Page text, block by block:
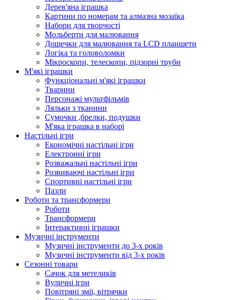
Дерев'яна іграшка
Картини по номерам та алмазна мозаїка
Набори для творчості
Мольберти для малювання
Дощечки для малювання та LCD планшети
Логіка та головоломки
Мікроскопи, телескопи, підзорні труби
М'які іграшки
Функціональні м'які іграшки
Тварини
Персонажі мультфільмів
Ляльки з тканини
Сумочки ,брелки, подушки
М'яка іграшка в наборі
Настільні ігри
Економічні настільні ігри
Електронні ігри
Розважальні настільні ігри
Розвиваючі настільні ігри
Спортивні настільні ігри
Пазли
Роботи та трансформери
Роботи
Трансформери
Інтерактивні іграшки
Музичні інструменти
Музичні інструменти до 3-х років
Музичні інструменти від 3-х років
Сезонні товари
Сачок для метеликів
Вуличні ігри
Повітряні змії, вітрячки